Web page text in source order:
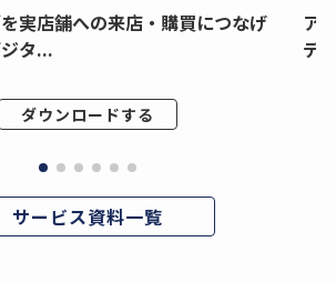
実店舗への来店・購買につなげ
タ...
ダウンロードする
ア
デ
サービス資料一覧